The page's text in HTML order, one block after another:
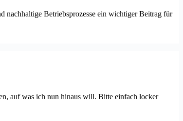
nachhaltige Betriebsprozesse ein wichtiger Beitrag für
auf was ich nun hinaus will. Bitte einfach locker